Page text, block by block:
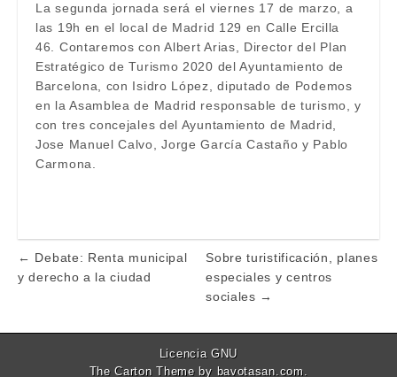
La segunda jornada será el viernes 17 de marzo, a
las 19h en el local de Madrid 129 en Calle Ercilla
46. Contaremos con Albert Arias, Director del Plan
Estratégico de Turismo 2020 del Ayuntamiento de
Barcelona, con Isidro López, diputado de Podemos
en la Asamblea de Madrid responsable de turismo, y
con tres concejales del Ayuntamiento de Madrid,
Jose Manuel Calvo, Jorge García Castaño y Pablo
Carmona.
Post navigation
← Debate: Renta municipal
y derecho a la ciudad
Sobre turistificación, planes
especiales y centros
sociales →
Licencia GNU
The Carton Theme by bavotasan.com.